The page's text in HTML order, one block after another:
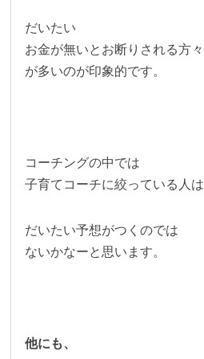
だいたい
お金が無いとお断りされる方々
が多いのが印象的です。
コーチングの中では
子育てコーチに絞っている人は
だいたい予想がつくのでは
ないかなーと思います。
他にも、